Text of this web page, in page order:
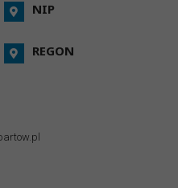
NIP
REGON